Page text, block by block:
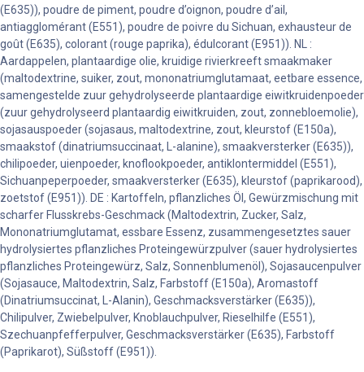
(E635)), poudre de piment, poudre d’oignon, poudre d’ail,
antiagglomérant (E551), poudre de poivre du Sichuan, exhausteur de
goût (E635), colorant (rouge paprika), édulcorant (E951)). NL :
Aardappelen, plantaardige olie, kruidige rivierkreeft smaakmaker
(maltodextrine, suiker, zout, mononatriumglutamaat, eetbare essence,
samengestelde zuur gehydrolyseerde plantaardige eiwitkruidenpoeder
(zuur gehydrolyseerd plantaardig eiwitkruiden, zout, zonnebloemolie),
sojasauspoeder (sojasaus, maltodextrine, zout, kleurstof (E150a),
smaakstof (dinatriumsuccinaat, L-alanine), smaakversterker (E635)),
chilipoeder, uienpoeder, knoflookpoeder, antiklontermiddel (E551),
Sichuanpeperpoeder, smaakversterker (E635), kleurstof (paprikarood),
zoetstof (E951)). DE : Kartoffeln, pflanzliches Öl, Gewürzmischung mit
scharfer Flusskrebs-Geschmack (Maltodextrin, Zucker, Salz,
Mononatriumglutamat, essbare Essenz, zusammengesetztes sauer
hydrolysiertes pflanzliches Proteingewürzpulver (sauer hydrolysiertes
pflanzliches Proteingewürz, Salz, Sonnenblumenöl), Sojasaucenpulver
(Sojasauce, Maltodextrin, Salz, Farbstoff (E150a), Aromastoff
(Dinatriumsuccinat, L-Alanin), Geschmacksverstärker (E635)),
Chilipulver, Zwiebelpulver, Knoblauchpulver, Rieselhilfe (E551),
Szechuanpfefferpulver, Geschmacksverstärker (E635), Farbstoff
(Paprikarot), Süßstoff (E951)).